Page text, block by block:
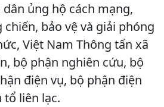
ủng hộ cách mạng,
bảo vệ và giải phóng
Việt Nam Thông tấn xã
bộ phận nghiên cứu, bộ
điện vụ, bộ phận điện
tổ liên lạc.